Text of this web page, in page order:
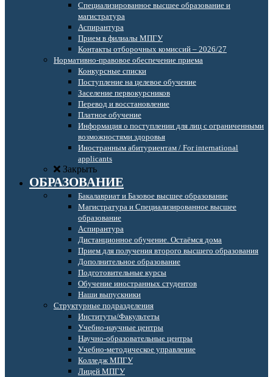
Специализированное высшее образование и
магистратура
Аспирантура
Прием в филиалы МПГУ
Контакты отборочных комиссий – 2026/27
Нормативно-правовое обеспечение приема
Конкурсные списки
Поступление на целевое обучение
Заселение первокурсников
Перевод и восстановление
Платное обучение
Информация о поступлении для лиц с ограниченными
возможностями здоровья
Иностранным абитуриентам / For international
applicants
Закрыть
ОБРАЗОВАНИЕ
Бакалавриат и Базовое высшее образование
Магистратура и Специализированное высшее
образование
Аспирантура
Дистанционное обучение. Остаёмся дома
Прием для получения второго высшего образования
Дополнительное образование
Подготовительные курсы
Обучение иностранных студентов
Наши выпускники
Структурные подразделения
Институты/Факультеты
Учебно-научные центры
Научно-образовательные центры
Учебно-методическое управление
Колледж МПГУ
Лицей МПГУ